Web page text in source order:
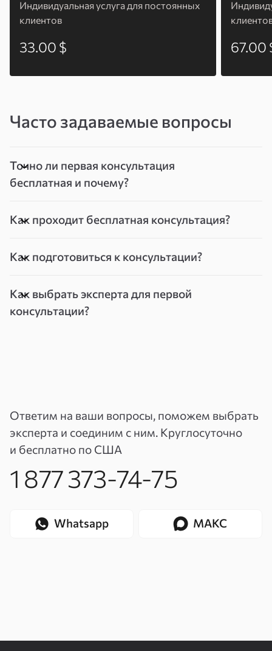
Индивидуальная услуга для постоянных
клиентов
33.00 $ 67.00
Часто задаваемые вопросы
Точно ли первая консультация
бесплатная и почему?
Как проходит бесплатная консультация?
Как подготовиться к консультации?
Как выбрать эксперта для первой
консультации?
Ответим на ваши вопросы, поможем выбрать
эксперта и соединим с ним. Круглосуточно
и бесплатно по США
1 877 373-74-75
Whatsapp МАКС